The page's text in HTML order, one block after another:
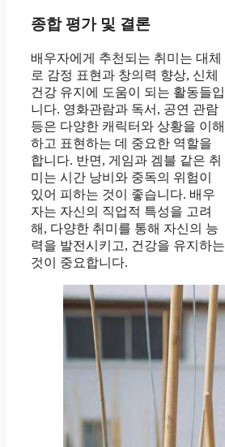
종합 평가 및 결론
배우자에게 추천되는 취미는 대체
로 감정 표현과 창의력 향상, 신체
건강 유지에 도움이 되는 활동들입
니다. 영화관람과 독서, 공연 관람
등은 다양한 캐릭터와 상황을 이해
하고 표현하는 데 중요한 역할을
합니다. 반면, 게임과 겜블 같은 취
미는 시간 낭비와 중독의 위험이
있어 피하는 것이 좋습니다. 배우
자는 자신의 직업적 특성을 고려
해, 다양한 취미를 통해 자신의 능
력을 발전시키고, 건강을 유지하는
것이 중요합니다.